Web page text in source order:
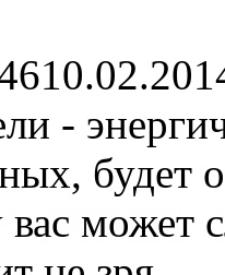
-
будет
вас может